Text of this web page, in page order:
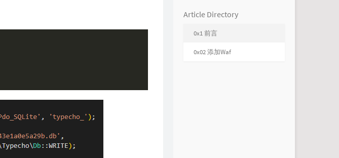
Article Directory
0x1 前言
0x02 添加Waf